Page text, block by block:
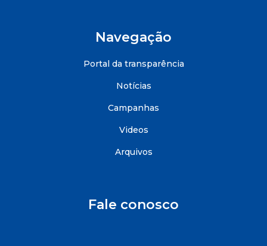
Navegação
Portal da transparência
Notícias
Campanhas
Videos
Arquivos
Fale conosco